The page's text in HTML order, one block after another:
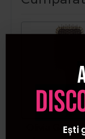
Olivia
Ești